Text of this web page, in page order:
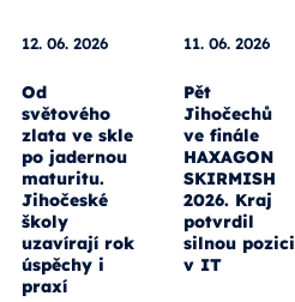
12. 06. 2026
Od
světového
zlata ve skle
po jadernou
maturitu.
Jihočeské
školy
uzavírají rok
úspěchy i
praxí
11. 06. 2026
Pět
Jihočechů
ve finále
HAXAGON
SKIRMISH
2026. Kraj
potvrdil
silnou pozici
v IT